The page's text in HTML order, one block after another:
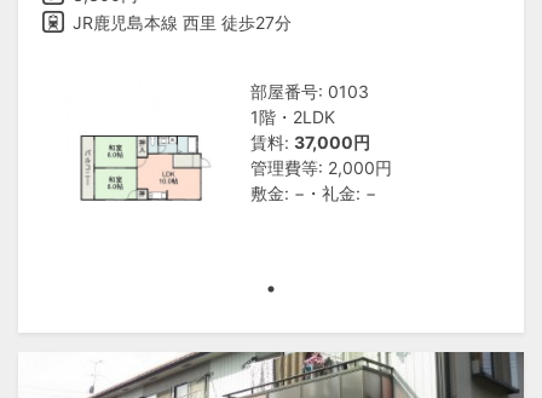
JR鹿児島本線 西里 徒歩27分
部屋番号: 0103
1階・2LDK
賃料: 37,000円
管理費等: 2,000円
敷金: −・礼金: −